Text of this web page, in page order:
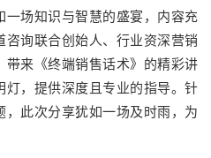
场知识与智慧的盛宴，内容充
询联合创始人、行业资深营销
带来《终端销售话术》的精彩讲
，提供深度且专业的指导。针
此次分享犹如一场及时雨，为